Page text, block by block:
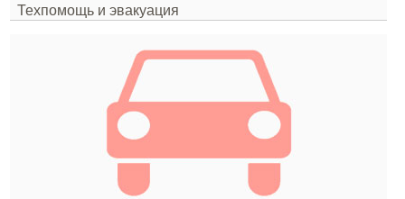
Техпомощь и эвакуация